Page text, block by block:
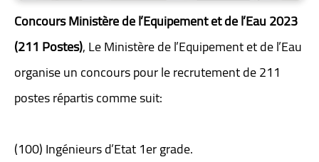
Concours Ministère de l’Equipement et de l’Eau 2023
(211 Postes), Le Ministère de l’Equipement et de l’Eau
organise un concours pour le recrutement de 211
postes répartis comme suit:
(100) Ingénieurs d’Etat 1er grade.